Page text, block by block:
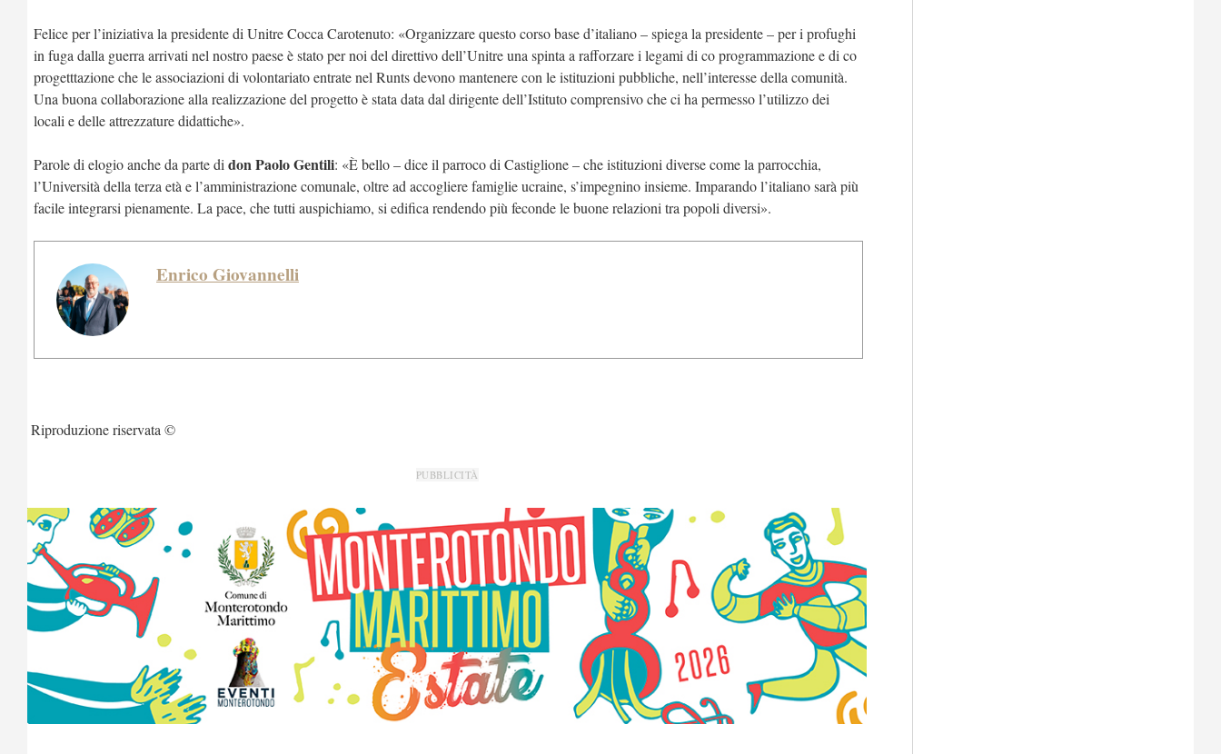
Felice per l’iniziativa la presidente di Unitre Cocca Carotenuto: «Organizzare questo corso base d’italiano – spiega la presidente – per i profughi
in fuga dalla guerra arrivati nel nostro paese è stato per noi del direttivo dell’Unitre una spinta a rafforzare i legami di co programmazione e di co
progetttazione che le associazioni di volontariato entrate nel Runts devono mantenere con le istituzioni pubbliche, nell’interesse della comunità.
Una buona collaborazione alla realizzazione del progetto è stata data dal dirigente dell’Istituto comprensivo che ci ha permesso l’utilizzo dei
locali e delle attrezzature didattiche».
Parole di elogio anche da parte di don Paolo Gentili: «È bello – dice il parroco di Castiglione – che istituzioni diverse come la parrocchia,
l’Università della terza età e l’amministrazione comunale, oltre ad accogliere famiglie ucraine, s’impegnino insieme. Imparando l’italiano sarà più
facile integrarsi pienamente. La pace, che tutti auspichiamo, si edifica rendendo più feconde le buone relazioni tra popoli diversi».
Enrico Giovannelli
Riproduzione riservata ©
PUBBLICITÀ